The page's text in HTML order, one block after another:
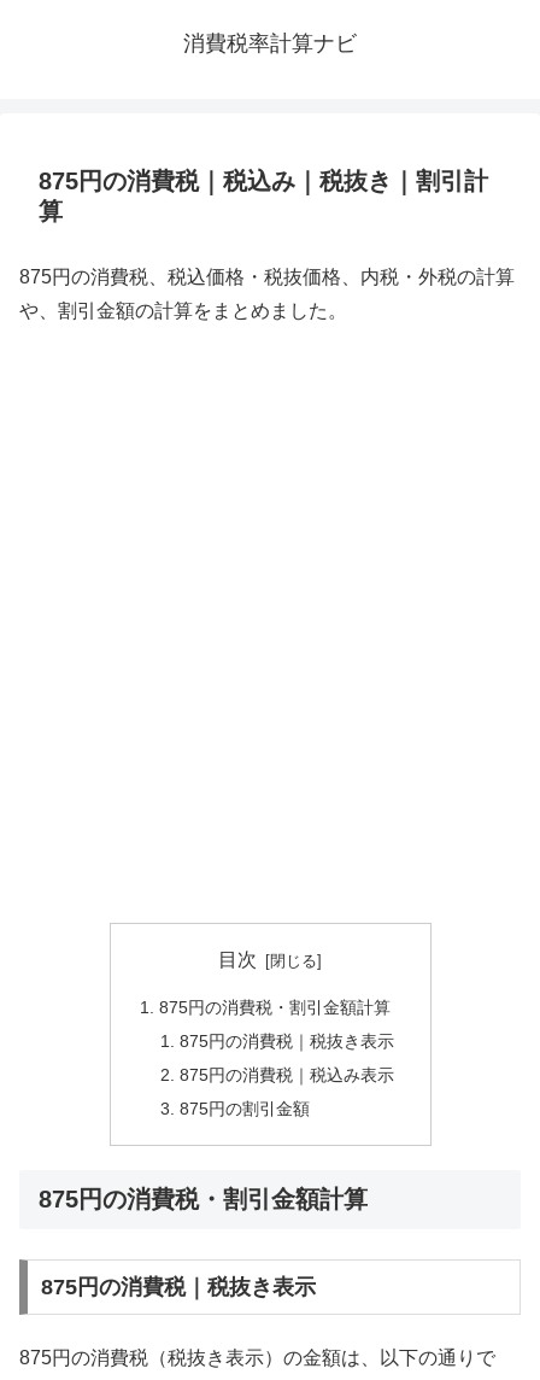
消費税率計算ナビ
875円の消費税｜税込み｜税抜き｜割引計
算
875円の消費税、税込価格・税抜価格、内税・外税の計算
や、割引金額の計算をまとめました。
目次
875円の消費税・割引金額計算
875円の消費税｜税抜き表示
875円の消費税｜税込み表示
875円の割引金額
875円の消費税・割引金額計算
875円の消費税｜税抜き表示
875円の消費税（税抜き表示）の金額は、以下の通りで